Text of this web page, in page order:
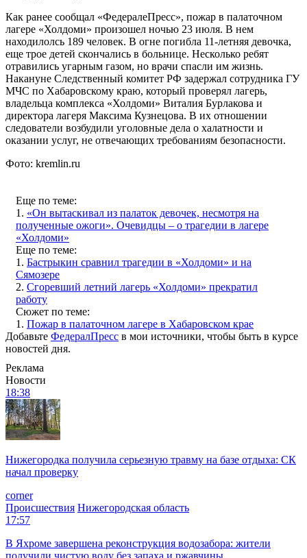
Как ранее сообщал «ФедералеПресс», пожар в палаточном
лагере «Холдоми» произошел ночью 23 июля. В нем
находилолсь 189 человек. В огне погибла 11-летняя девочка,
еще трое детей скончались в больнице. Несколько ребят
отравились угарным газом, но врачи спасли им жизнь.
Накануне Следственный комитет РФ задержал сотрудника ГУ
МЧС по Хабаровскому краю, который проверял лагерь,
владельца комплекса «Холдоми» Виталия Бурлакова и
директора лагеря Максима Кузнецова. В их отношении
следователи возбудили уголовные дела о халатности и
оказании услуг, не отвечающих требованиям безопасности.
Фото: kremlin.ru
Еще по теме:
1. «Он вытаскивал из палаток девочек, несмотря на
полученные ожоги». Очевидцы – о трагедии в лагере
«Холдоми»
Еще по теме:
1. Бастрыкин сравнил трагедии в «Холдоми» и на
Сямозере
2. Сгоревший летний лагерь «Холдоми» прекратил
работу
Сюжет по теме:
1. Пожар в палаточном лагере в Хабаровском крае
Добавьте ФедералПресс в мои источники, чтобы быть в курсе
новостей дня.
Реклама
Новости
18:38
Нижегородка получила серьезную травму на базе отдыха: СК
начал проверку
corner
Происшествия Нижегородская область
17:57
В Яхроме завершена реконструкция водозабора: жители
получили чистую воду без запаха и ржавчины